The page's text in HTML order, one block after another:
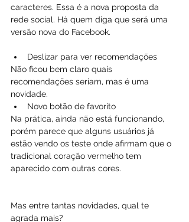
caracteres. Essa é a nova proposta da
rede social. Há quem diga que será uma
versão nova do Facebook.
Deslizar para ver recomendações
Não ficou bem claro quais
recomendações seriam, mas é uma
novidade.
Novo botão de favorito
Na prática, ainda não está funcionando,
porém parece que alguns usuários já
estão vendo os teste onde afirmam que o
tradicional coração vermelho tem
aparecido com outras cores.
Mas entre tantas novidades, qual te
agrada mais?